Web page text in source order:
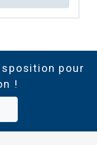
pour
!